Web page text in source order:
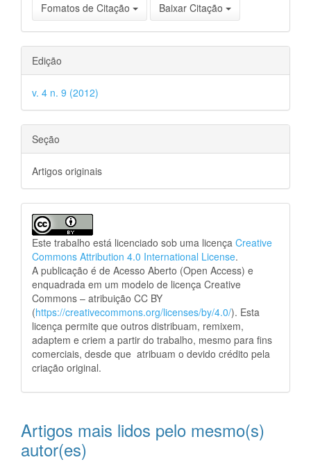
Fomatos de Citação Baixar Citação
Edição
v. 4 n. 9 (2012)
Seção
Artigos originais
Este trabalho está licenciado sob uma licença Creative
Commons Attribution 4.0 International License.
A publicação é de Acesso Aberto (Open Access) e
enquadrada em um modelo de licença Creative
Commons – atribuição CC BY
(https://creativecommons.org/licenses/by/4.0/). Esta
licença permite que outros distribuam, remixem,
adaptem e criem a partir do trabalho, mesmo para fins
comerciais, desde que atribuam o devido crédito pela
criação original.
Artigos mais lidos pelo mesmo(s)
autor(es)